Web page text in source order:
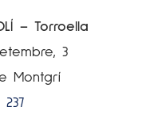
– Torroella
3
Montgrí
237